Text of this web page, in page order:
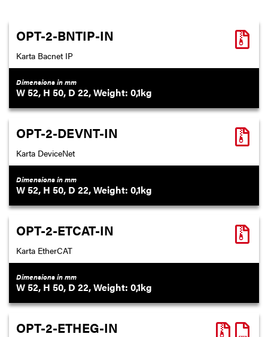
OPT-2-BNTIP-IN
Karta Bacnet IP
Dimensions in mm
52 50 22 0,1
OPT-2-DEVNT-IN
Karta DeviceNet
Dimensions in mm
52 50 22 0,1
OPT-2-ETCAT-IN
Karta EtherCAT
Dimensions in mm
52 50 22 0,1
OPT-2-ETHEG-IN